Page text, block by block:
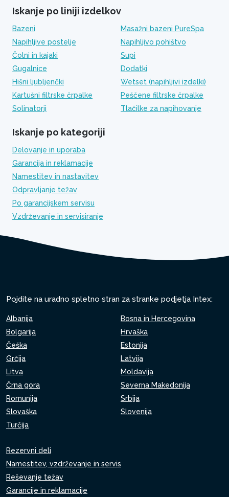
Iskanje po liniji izdelkov
Bazeni
Masažni bazeni PureSpa
Napihljive postelje
Napihljivo pohištvo
Čolni in kajaki
Supi
Gugalnice
Dodatki
Hišni ljubljenčki
Wetset (napihljivi izdelki)
Kartušni filtrske črpalke
Peščene filtrske črpalke
Solinatorji
Tlačilke za napihovanje
Iskanje po kategoriji
Delovanje in uporaba
Garancija in reklamacije
Namestitev in nastavitev
Odpravljanje težav
Po garancijskem servisu
Vzdrževanje in servisiranje
Pojdite na uradno spletno stran za stranke podjetja Intex:
Albanija
Bosna in Hercegovina
Bolgarija
Hrvaška
Češka
Estonija
Grčija
Latvija
Litva
Moldavija
Črna gora
Severna Makedonija
Romunija
Srbija
Slovaška
Slovenija
Turčija
Rezervni deli
Namestitev, vzdrževanje in servis
Reševanje težav
Garancije in reklamacije